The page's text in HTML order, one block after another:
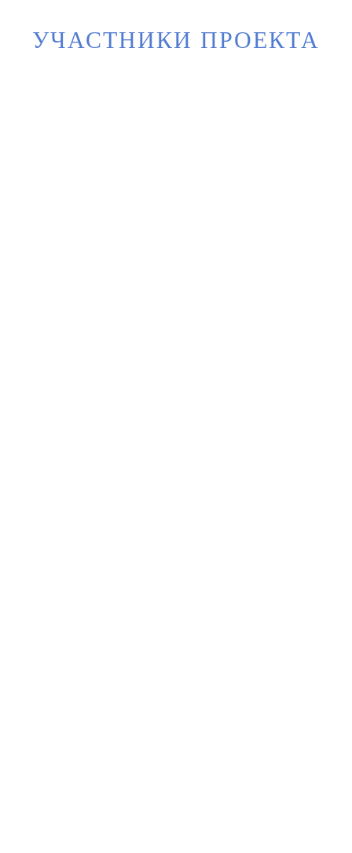
УЧАСТНИКИ ПРОЕКТА